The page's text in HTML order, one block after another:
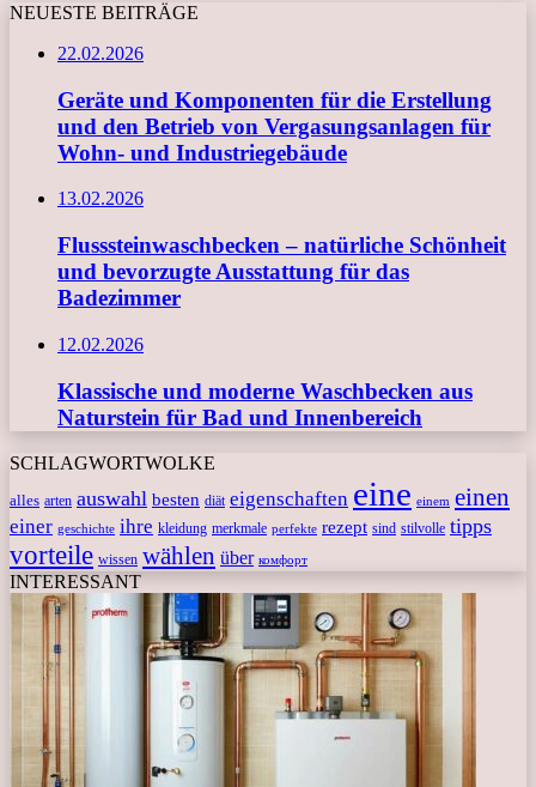
NEUESTE BEITRÄGE
22.02.2026
Geräte und Komponenten für die Erstellung
und den Betrieb von Vergasungsanlagen für
Wohn- und Industriegebäude
13.02.2026
Flusssteinwaschbecken – natürliche Schönheit
und bevorzugte Ausstattung für das
Badezimmer
12.02.2026
Klassische und moderne Waschbecken aus
Naturstein für Bad und Innenbereich
SCHLAGWORTWOLKE
alles arten auswahl besten diät eigenschaften eine einem einen
einer geschichte ihre kleidung merkmale perfekte rezept sind stilvolle tipps
vorteile wissen wählen über комфорт
INTERESSANT